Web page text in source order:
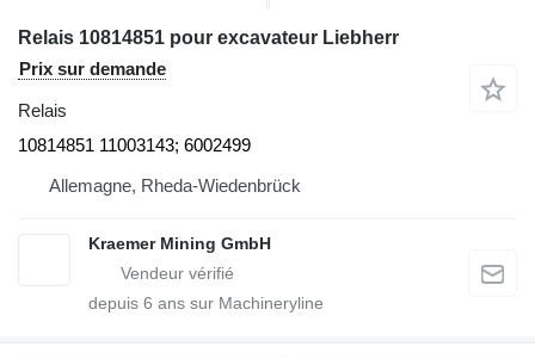
Relais 10814851 pour excavateur Liebherr
Prix sur demande
Relais
10814851 11003143; 6002499
Allemagne, Rheda-Wiedenbrück
Kraemer Mining GmbH
depuis 6 ans sur Machineryline